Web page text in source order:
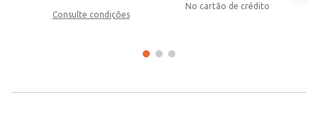
Consulte condições
No cartão de crédito